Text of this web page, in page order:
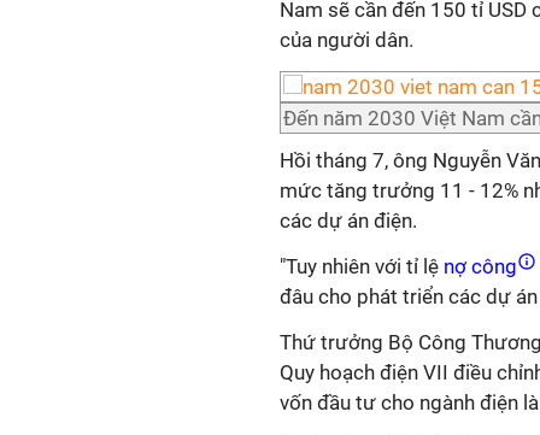
Nam sẽ cần đến 150 tỉ USD
của người dân.
Đến năm 2030 Việt Nam
Hồi tháng 7, ông Nguyễn
mức tăng trưởng 11 - 12%
các dự án điện.
"Tuy nhiên với tỉ lệ nợ công
đâu cho phát triển các dự
Thứ trưởng Bộ Công
Quy hoạch điện VII điều
vốn đầu tư cho ngành điện